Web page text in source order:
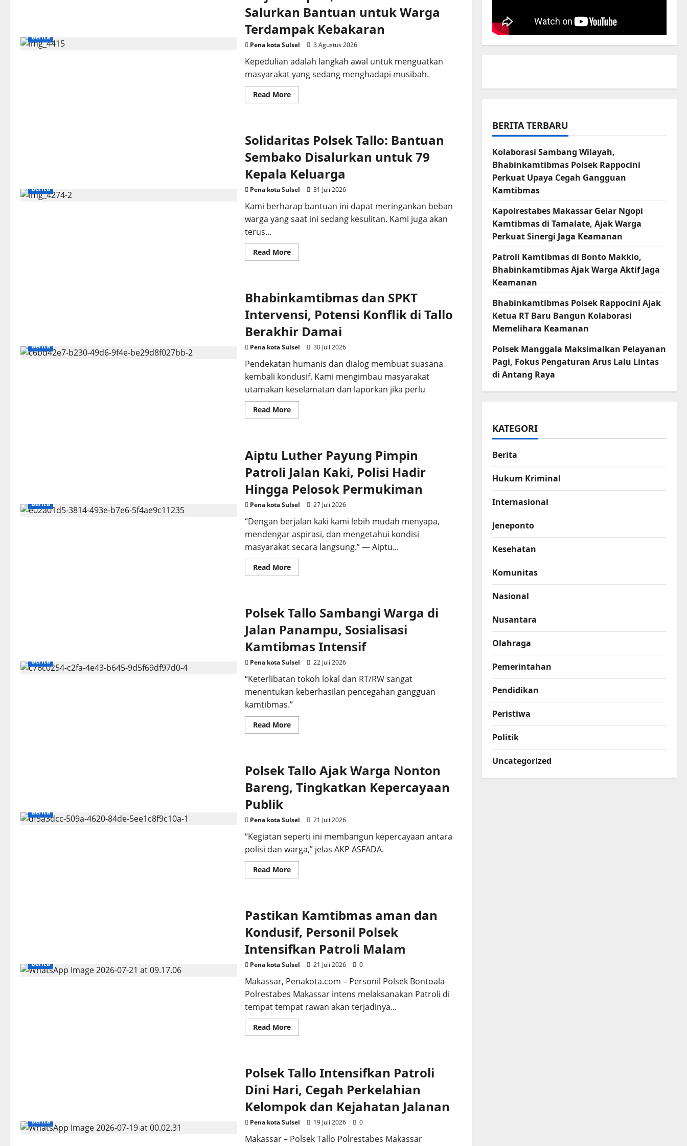
Berita
Salurkan Bantuan untuk Warga
Terdampak Kebakaran
Pena kota Sulsel 3 Agustus 2026
Kepedulian adalah langkah awal untuk menguatkan
masyarakat yang sedang menghadapi musibah.
Read MoreRead
more
Sulsel
Salurkan
Bantuan
untuk
Terdampak
Kebakaran
Berita
Solidaritas Polsek Tallo: Bantuan
Sembako Disalurkan untuk 79
Kepala Keluarga
Pena kota Sulsel 31 Juli 2026
Kami berharap bantuan ini dapat meringankan beban
warga yang saat ini sedang kesulitan. Kami juga akan
terus...
Read MoreRead
more
Bantuan
Sembako
Disalurkan
untuk
Kepala
Keluarga
Berita
Bhabinkamtibmas dan SPKT
Intervensi, Potensi Konflik di Tallo
Berakhir Damai
Pena kota Sulsel 30 Juli 2026
Pendekatan humanis dan dialog membuat suasana
kembali kondusif. Kami mengimbau masyarakat
utamakan keselamatan dan laporkan jika perlu
Read MoreRead
more
Intervensi,
Potensi
Konflik
di
Tallo
Berakhir
Damai
Berita
Aiptu Luther Payung Pimpin
Patroli Jalan Kaki, Polisi Hadir
Hingga Pelosok Permukiman
Pena kota Sulsel 27 Juli 2026
“Dengan berjalan kaki kami lebih mudah menyapa,
mendengar aspirasi, dan mengetahui kondisi
masyarakat secara langsung.” — Aiptu...
Read MoreRead
more
Pimpin
Patroli
Kaki,
Hadir
Hingga
Pelosok
Permukiman
Berita
Polsek Tallo Sambangi Warga di
Jalan Panampu, Sosialisasi
Kamtibmas Intensif
Pena kota Sulsel 22 Juli 2026
“Keterlibatan tokoh lokal dan RT/RW sangat
menentukan keberhasilan pencegahan gangguan
kamtibmas.”
Read MoreRead
more
Warga
di
Jalan
Panampu,
Sosialisasi
Berita
Polsek Tallo Ajak Warga Nonton
Bareng, Tingkatkan Kepercayaan
Publik
Pena kota Sulsel 21 Juli 2026
“Kegiatan seperti ini membangun kepercayaan antara
polisi dan warga,” jelas AKP ASFADA.
Read MoreRead
more
Warga
Nonton
Bareng,
Tingkatkan
Kepercayaan
Publik
Berita
Pastikan Kamtibmas aman dan
Kondusif, Personil Polsek
Intensifkan Patroli Malam
Pena kota Sulsel 21 Juli 2026 0
Makassar, Penakota.com – Personil Polsek Bontoala
Polrestabes Makassar intens melaksanakan Patroli di
tempat tempat rawan akan terjadinya...
Read MoreRead
more
dan
Kondusif,
Personil
Polsek
Intensifkan
Patroli
Malam
Berita
Polsek Tallo Intensifkan Patroli
Dini Hari, Cegah Perkelahian
Kelompok dan Kejahatan Jalanan
Pena kota Sulsel 19 Juli 2026 0
Makassar – Polsek Tallo Polrestabes Makassar
BERITA TERBARU
Kolaborasi Sambang Wilayah,
Bhabinkamtibmas Polsek Rappocini
Perkuat Upaya Cegah Gangguan
Kamtibmas
Kapolrestabes Makassar Gelar Ngopi
Kamtibmas di Tamalate, Ajak Warga
Perkuat Sinergi Jaga Keamanan
Patroli Kamtibmas di Bonto Makkio,
Bhabinkamtibmas Ajak Warga Aktif Jaga
Keamanan
Bhabinkamtibmas Polsek Rappocini Ajak
Ketua RT Baru Bangun Kolaborasi
Memelihara Keamanan
Polsek Manggala Maksimalkan Pelayanan
Pagi, Fokus Pengaturan Arus Lalu Lintas
di Antang Raya
KATEGORI
Berita
Hukum Kriminal
Internasional
Jeneponto
Kesehatan
Komunitas
Nasional
Nusantara
Olahraga
Pemerintahan
Pendidikan
Peristiwa
Politik
Uncategorized